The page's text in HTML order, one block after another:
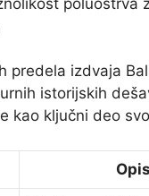
predela izdvaja
istorijskih
kao ključni deo
Opis